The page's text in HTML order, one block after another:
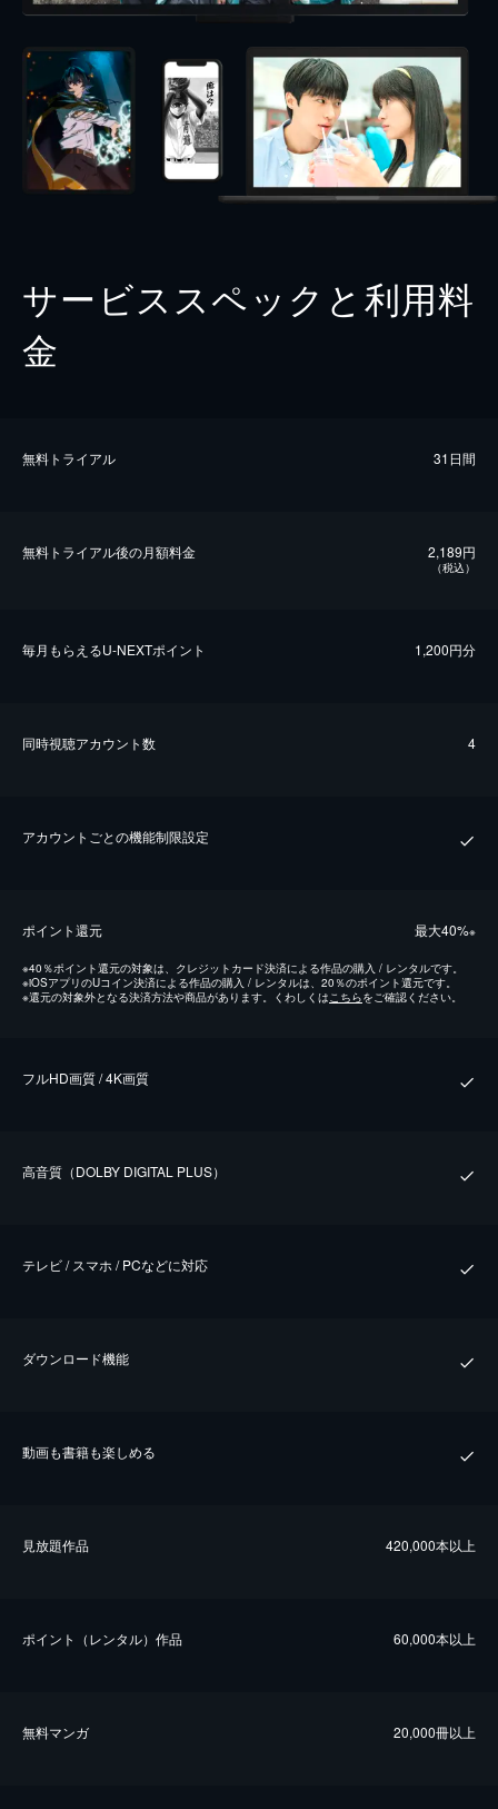
サービススペックと利用料
金
無料トライアル 31日間
無料トライアル後の⽉額料金 2,189円
（税込）
毎⽉もらえるU-NEXTポイント 1,200円分
同時視聴アカウント数 4
アカウントごとの機能制限設定
ポイント還元 最⼤40%※
※40％ポイント還元の対象は、クレジットカード決済による作品の購入 / レンタルです。
※iOSアプリのUコイン決済による作品の購入 / レンタルは、20％のポイント還元です。
※還元の対象外となる決済方法や商品があります。くわしくは こちらをご確認ください。
フルHD画質 / 4K画質
⾼⾳質（DOLBY DIGITAL PLUS）
テレビ / スマホ / PCなどに対応
ダウンロード機能
動画も書籍も楽しめる
⾒放題作品 420,000本以上
ポイント（レンタル）作品 60,000本以上
無料マンガ 20,000冊以上